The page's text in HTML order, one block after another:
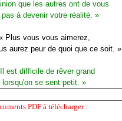
que les autres ont de vous
pas à devenir votre réalité. »
Plus vous vous aimerez,
aurez peur de quoi que ce soit. »
est difficile de rêver grand
lorsqu'on se sent petit. »
PDF à télécharger :